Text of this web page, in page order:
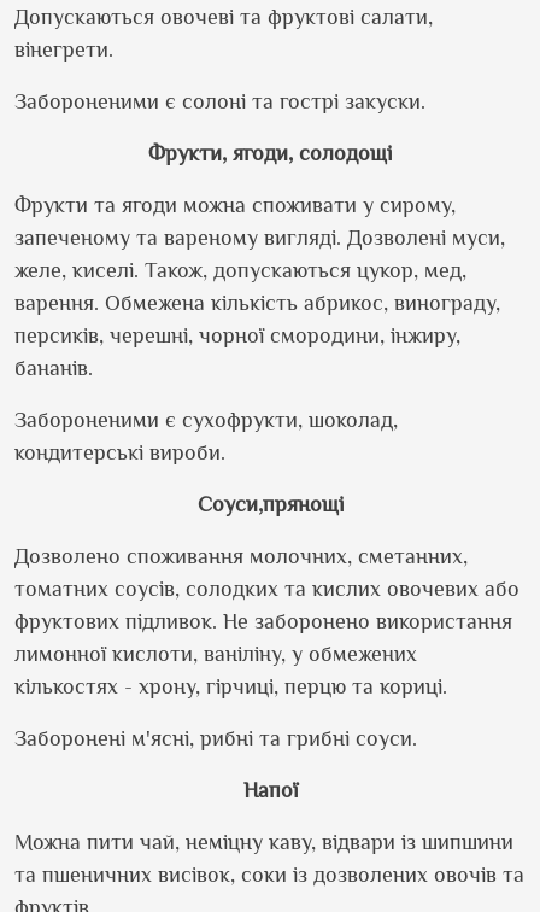
Допускаються овочеві та фруктові салати,
вінегрети.
Забороненими є солоні та гострі закуски.
Фрукти, ягоди, солодощі
Фрукти та ягоди можна споживати у сирому,
запеченому та вареному вигляді. Дозволені муси,
желе, киселі. Також, допускаються цукор, мед,
варення. Обмежена кількість абрикос, винограду,
персиків, черешні, чорної смородини, інжиру,
бананів.
Забороненими є сухофрукти, шоколад,
кондитерські вироби.
Соуси,прянощі
Дозволено споживання молочних, сметанних,
томатних соусів, солодких та кислих овочевих або
фруктових підливок. Не заборонено використання
лимонної кислоти, ваніліну, у обмежених
кількостях - хрону, гірчиці, перцю та кориці.
Заборонені м'ясні, рибні та грибні соуси.
Напої
Можна пити чай, неміцну каву, відвари із шипшини
та пшеничних висівок, соки із дозволених овочів та
фруктів.